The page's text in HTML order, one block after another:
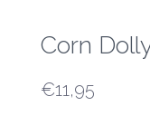
Corn
€11,95